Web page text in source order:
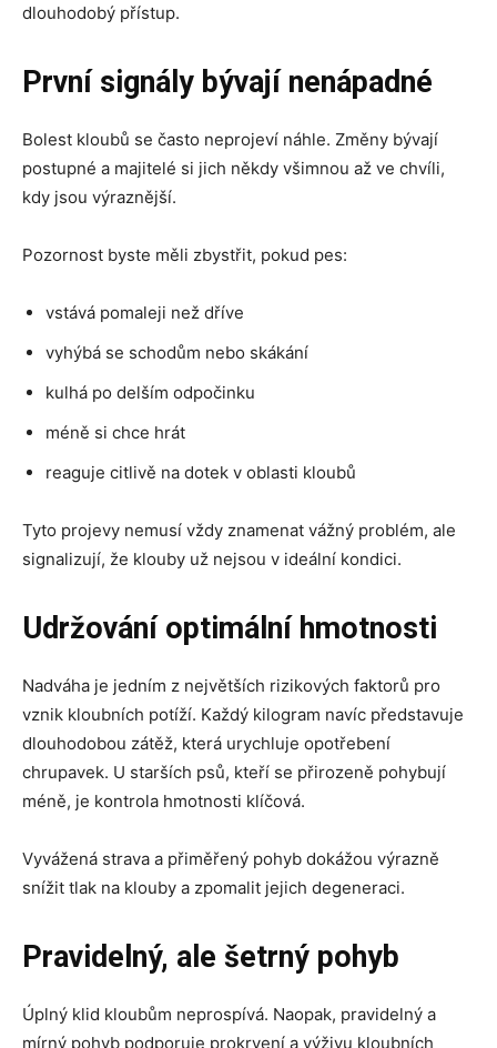
dlouhodobý přístup.
První signály bývají nenápadné
Bolest kloubů se často neprojeví náhle. Změny bývají
postupné a majitelé si jich někdy všimnou až ve chvíli,
kdy jsou výraznější.
Pozornost byste měli zbystřit, pokud pes:
vstává pomaleji než dříve
vyhýbá se schodům nebo skákání
kulhá po delším odpočinku
méně si chce hrát
reaguje citlivě na dotek v oblasti kloubů
Tyto projevy nemusí vždy znamenat vážný problém, ale
signalizují, že klouby už nejsou v ideální kondici.
Udržování optimální hmotnosti
Nadváha je jedním z největších rizikových faktorů pro
vznik kloubních potíží. Každý kilogram navíc představuje
dlouhodobou zátěž, která urychluje opotřebení
chrupavek. U starších psů, kteří se přirozeně pohybují
méně, je kontrola hmotnosti klíčová.
Vyvážená strava a přiměřený pohyb dokážou výrazně
snížit tlak na klouby a zpomalit jejich degeneraci.
Pravidelný, ale šetrný pohyb
Úplný klid kloubům neprospívá. Naopak, pravidelný a
mírný pohyb podporuje prokrvení a výživu kloubních